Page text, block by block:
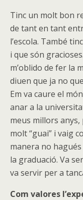
Tinc un molt bon
de tant en tant
l’escola. També
i que són
m’oblido de fer la
diuen que ja no
Em va caure el
anar a la
meus millors
molt “guai” i vaig
manera no
la graduació. Va
va servir per a
Com valores